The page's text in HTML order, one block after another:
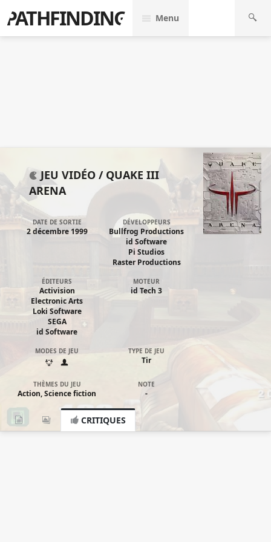
PATHFINDING Menu
JEU VIDÉO / QUAKE III
ARENA
DATE DE SORTIE
2 décembre 1999
DÉVELOPPEURS
Bullfrog Productions
id Software
Pi Studios
Raster Productions
ÉDITEURS
Activision
Electronic Arts
Loki Software
SEGA
id Software
MOTEUR
id Tech 3
MODES DE JEU TYPE DE JEU
Tir
THÈMES DU JEU
Action, Science fiction
NOTE
-
CRITIQUES